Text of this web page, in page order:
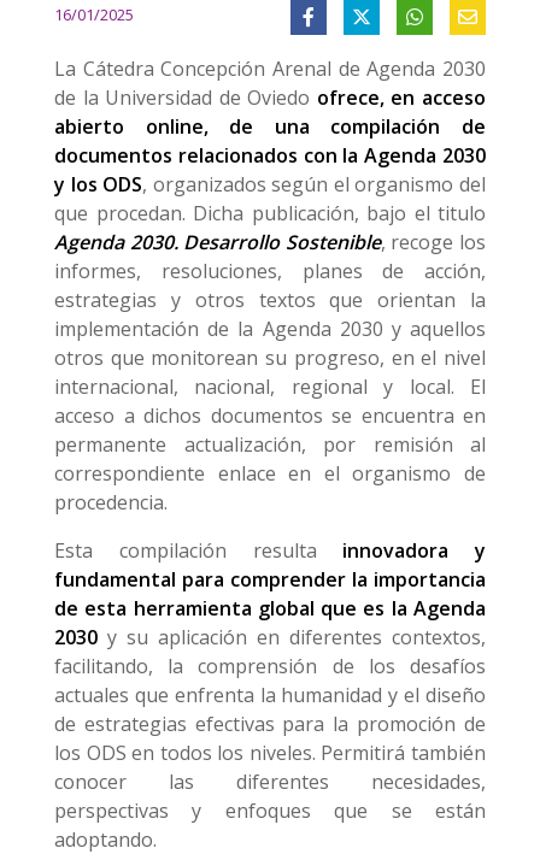
16/01/2025
La Cátedra Concepción Arenal de Agenda 2030
de la Universidad de Oviedo ofrece, en acceso
abierto online, de una compilación de
documentos relacionados con la Agenda 2030
y los ODS, organizados según el organismo del
que procedan. Dicha publicación, bajo el titulo
Agenda 2030. Desarrollo Sostenible, recoge los
informes, resoluciones, planes de acción,
estrategias y otros textos que orientan la
implementación de la Agenda 2030 y aquellos
otros que monitorean su progreso, en el nivel
internacional, nacional, regional y local. El
acceso a dichos documentos se encuentra en
permanente actualización, por remisión al
correspondiente enlace en el organismo de
procedencia.
Esta compilación resulta innovadora y
fundamental para comprender la importancia
de esta herramienta global que es la Agenda
2030 y su aplicación en diferentes contextos,
facilitando, la comprensión de los desafíos
actuales que enfrenta la humanidad y el diseño
de estrategias efectivas para la promoción de
los ODS en todos los niveles. Permitirá también
conocer las diferentes necesidades,
perspectivas y enfoques que se están
adoptando.